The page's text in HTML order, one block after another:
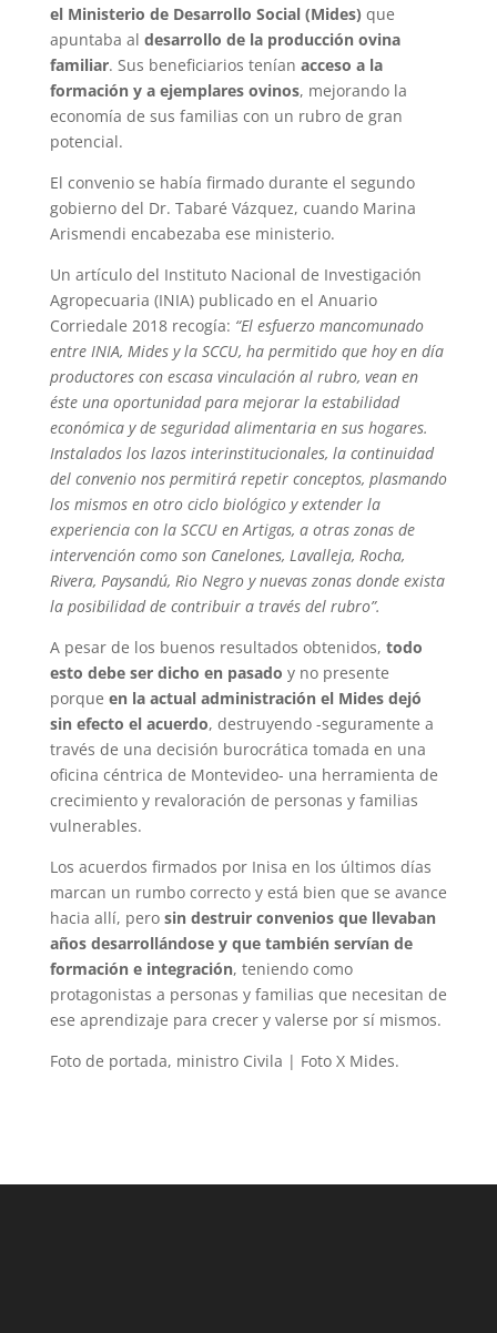
el Ministerio de Desarrollo Social (Mides) que
apuntaba al desarrollo de la producción ovina
familiar. Sus beneficiarios tenían acceso a la
formación y a ejemplares ovinos, mejorando la
economía de sus familias con un rubro de gran
potencial.
El convenio se había firmado durante el segundo
gobierno del Dr. Tabaré Vázquez, cuando Marina
Arismendi encabezaba ese ministerio.
Un artículo del Instituto Nacional de Investigación
Agropecuaria (INIA) publicado en el Anuario
Corriedale 2018 recogía: “El esfuerzo mancomunado
entre INIA, Mides y la SCCU, ha permitido que hoy en día
productores con escasa vinculación al rubro, vean en
éste una oportunidad para mejorar la estabilidad
económica y de seguridad alimentaria en sus hogares.
Instalados los lazos interinstitucionales, la continuidad
del convenio nos permitirá repetir conceptos, plasmando
los mismos en otro ciclo biológico y extender la
experiencia con la SCCU en Artigas, a otras zonas de
intervención como son Canelones, Lavalleja, Rocha,
Rivera, Paysandú, Rio Negro y nuevas zonas donde exista
la posibilidad de contribuir a través del rubro”.
A pesar de los buenos resultados obtenidos, todo
esto debe ser dicho en pasado y no presente
porque en la actual administración el Mides dejó
sin efecto el acuerdo, destruyendo -seguramente a
través de una decisión burocrática tomada en una
oficina céntrica de Montevideo- una herramienta de
crecimiento y revaloración de personas y familias
vulnerables.
Los acuerdos firmados por Inisa en los últimos días
marcan un rumbo correcto y está bien que se avance
hacia allí, pero sin destruir convenios que llevaban
años desarrollándose y que también servían de
formación e integración, teniendo como
protagonistas a personas y familias que necesitan de
ese aprendizaje para crecer y valerse por sí mismos.
Foto de portada, ministro Civila | Foto X Mides.